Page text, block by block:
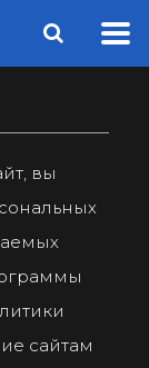
вы
сайтам